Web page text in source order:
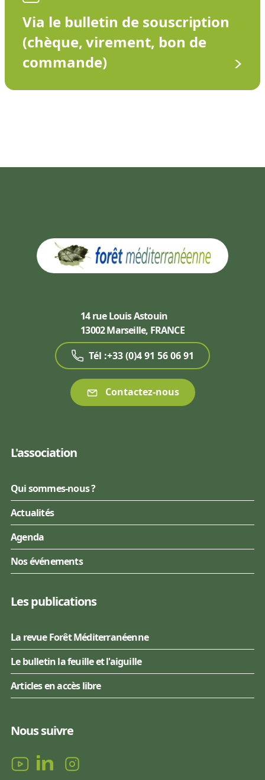
Via le bulletin de souscription
(chèque, virement, bon de
commande)
14 rue Louis Astouin
13002 Marseille, FRANCE
Tél :+33 (0)4 91 56 06 91
Contactez-nous
L'association
Qui sommes-nous ?
Actualités
Agenda
Nos événements
Les publications
La revue Forêt Méditerranéenne
Le bulletin la feuille et l'aiguille
Articles en accès libre
Nous suivre